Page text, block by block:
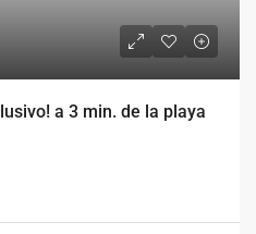
a 3 min. de la playa